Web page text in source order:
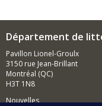
Département de
Pavillon Lionel-Groulx
3150 rue Jean-Brillant
Montréal (QC)
H3T 1N8
Nouvelles